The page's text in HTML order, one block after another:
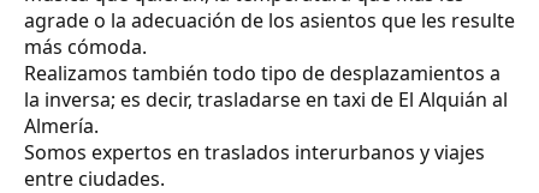
agrade o la adecuación de los asientos que les resulte
más cómoda.
Realizamos también todo tipo de desplazamientos a
la inversa; es decir, trasladarse en taxi de El Alquián al
Almería.
Somos expertos en traslados interurbanos y viajes
entre ciudades.